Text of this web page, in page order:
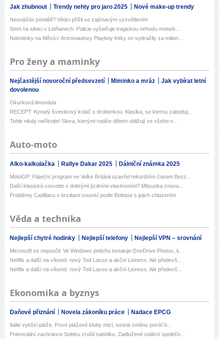
Jak zhubnout Trendy nehty pro jaro 2025 Nové make-up trendy
Nesnášíte pondělí? Vědci přišli se zajímavým vysvětlením
Smrt na silnici v Letňanech: Policie vyšetřuje tragickou nehodu motork...
Nahotinky na Měsíci: Astronautovy Playboy fotky se vydražily za milion...
Pro ženy a maminky
Nejčastější novoroční předsevzetí Miminko a mráz
Jak vybírat letní
dovolenou
Okurková limonáda
RECEPT: Kynutý švestkový koláč s drobenkou. Klasika, se kterou zaboduj...
Tohle nikdy neříkejte! Slova, kterými rodiče dětem ubližují ze všeho n...
Auto-moto
Alko-kalkulačka Rallye Dakar 2025 Dálniční známka 2025
MotoGP: Páteční program ve Velké Británii uzavřel rekordním časem Bezz...
Další klasická corvette s dobrými jízdními vlastnostmi? Mitsuoka znovu...
Problémy Cadillacu s brzdami souvisí podle Bottase s jejich chlazením
Věda a technika
Nejlepší chytré hodinky Nejlepší telefony Nejlepší VPN – srovnání
Microsoft se nepoučil. Ve Windows potichu instaluje OneDrive Photos, k...
Netflix a další na víkend: nový Ted Lasso a akční Lioness. Ale předevš...
Netflix a další na víkend: nový Ted Lasso a akční Lioness. Ale předevš...
Ekonomika a byznys
Daňové přiznání Novela zákoníku práce Nadace EPCG
Itálie vyklízí pláže. První plážové kluby mizí, turisté změnu pocítí b...
Potenciální zachránce Soleku zrušil nabídku. Zadlužené solární společn...